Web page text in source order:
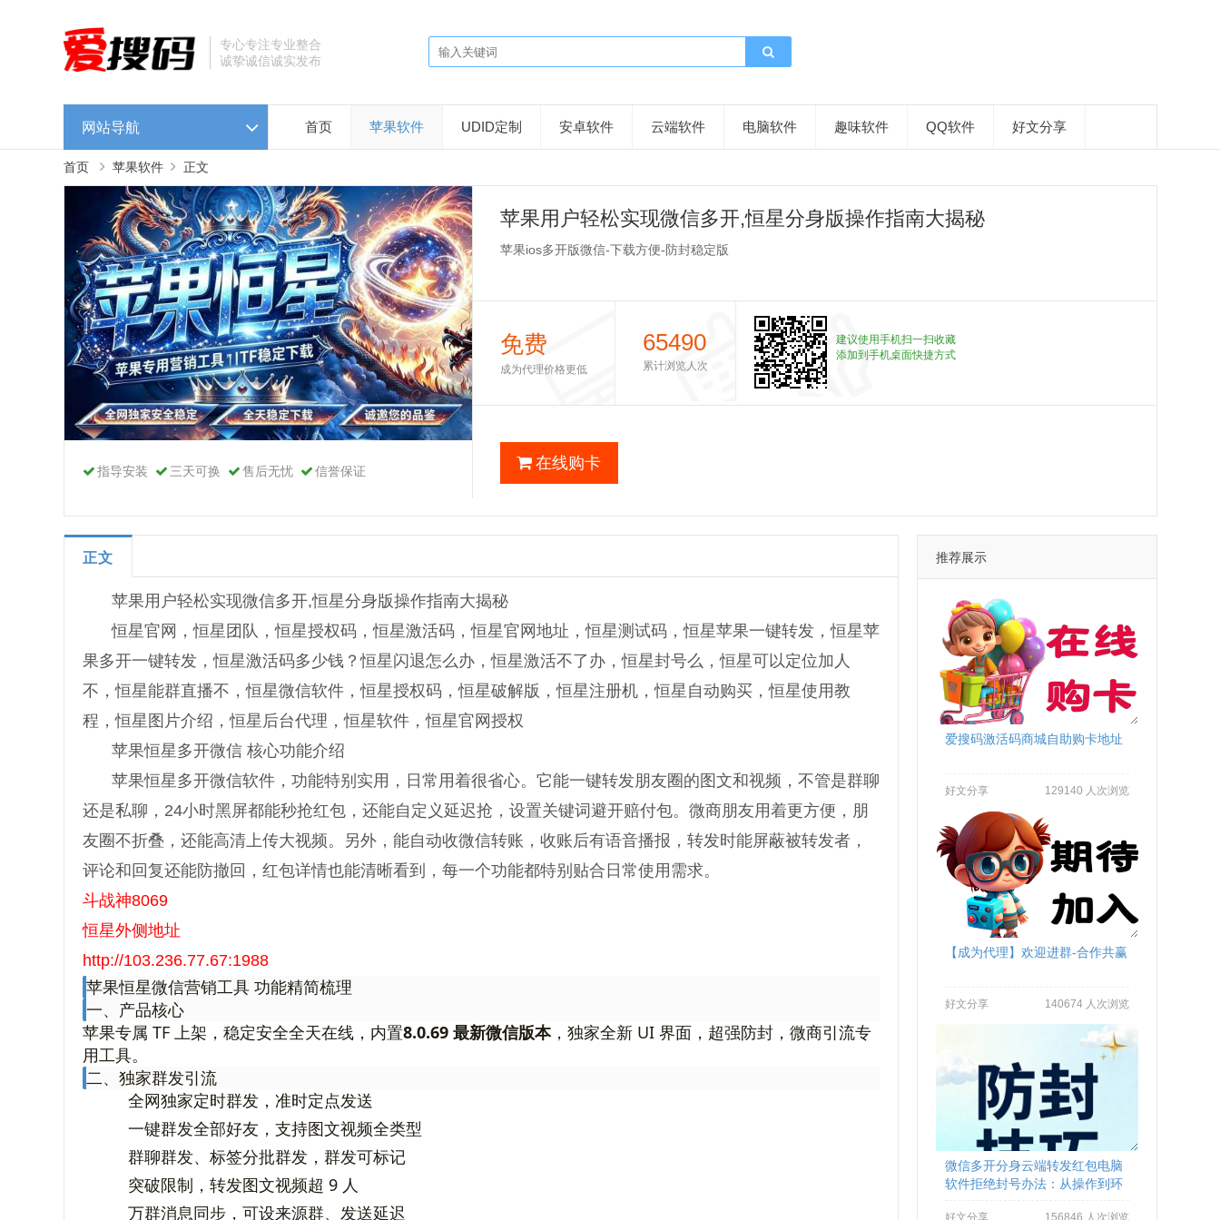
专心专注专业整合
诚挚诚信诚实发布
网站导航 首页 苹果软件 UDID定制 安卓软件 云端软件 电脑软件 趣味软件 QQ软件 好文分享
首页 苹果软件 正文
指导安装 三天可换 售后无忧 信誉保证
苹果用户轻松实现微信多开,恒星分身版操作指南大揭秘
苹果ios多开版微信-下载方便-防封稳定版
免费
成为代理价格更低
65490
累计浏览人次
建议使用手机扫一扫收藏
添加到手机桌面快捷方式
在线购卡
正文
苹果用户轻松实现微信多开,恒星分身版操作指南大揭秘
恒星官网，恒星团队，恒星授权码，恒星激活码，恒星官网地址，恒星测试码，恒星苹果一键转发，恒星苹
果多开一键转发，恒星激活码多少钱？恒星闪退怎么办，恒星激活不了办，恒星封号么，恒星可以定位加人
不，恒星能群直播不，恒星微信软件，恒星授权码，恒星破解版，恒星注册机，恒星自动购买，恒星使用教
程，恒星图片介绍，恒星后台代理，恒星软件，恒星官网授权
苹果恒星多开微信 核心功能介绍
苹果恒星多开微信软件，功能特别实用，日常用着很省心。它能一键转发朋友圈的图文和视频，不管是群聊
还是私聊，24小时黑屏都能秒抢红包，还能自定义延迟抢，设置关键词避开赔付包。微商朋友用着更方便，朋
友圈不折叠，还能高清上传大视频。另外，能自动收微信转账，收账后有语音播报，转发时能屏蔽被转发者，
评论和回复还能防撤回，红包详情也能清晰看到，每一个功能都特别贴合日常使用需求。
斗战神8069
恒星外侧地址
http://103.236.77.67:1988
苹果恒星微信营销工具 功能精简梳理
一、产品核心
苹果专属 TF 上架，稳定安全全天在线，内置8.0.69 最新微信版本，独家全新 UI 界面，超强防封，微商引流专
用工具。
二、独家群发引流
全网独家定时群发，准时定点发送
一键群发全部好友，支持图文视频全类型
群聊群发、标签分批群发，群发可标记
突破限制，转发图文视频超 9 人
万群消息同步，可设来源群、发送延迟
推荐展示
爱搜码激活码商城自助购卡地址
好文分享 129140 人次浏览
【成为代理】欢迎进群-合作共赢
好文分享 140674 人次浏览
微信多开分身云端转发红包电脑
软件拒绝封号办法：从操作到环
好文分享 156846 人次浏览